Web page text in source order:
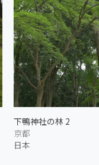
下鴨神社の林 2
京都
日本